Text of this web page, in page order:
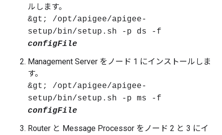
ルします。
&gt; /opt/apigee/apigee-
setup/bin/setup.sh -p ds -f
configFile
Management Server をノード 1 にインストールしま
す。
&gt; /opt/apigee/apigee-
setup/bin/setup.sh -p ms -f
configFile
Router と Message Processor をノード 2 と 3 にイ